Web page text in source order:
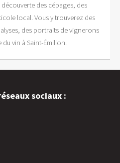
des cépages, des
local. Vous y trouverez des
des portraits de vignerons
du vin à Saint-Émilion.
sociaux :